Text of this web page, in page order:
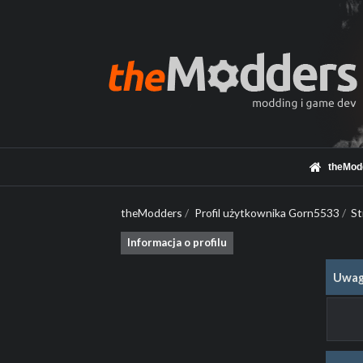
theModders / Profil użytkownika Gorn5533 /
Informacja o profilu